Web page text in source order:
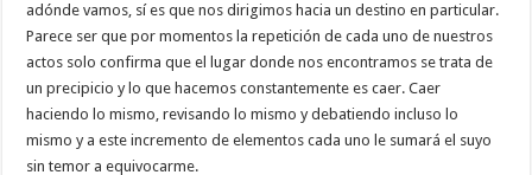
adónde vamos, sí es que nos dirigimos hacia un destino en particular.
Parece ser que por momentos la repetición de cada uno de nuestros
actos solo confirma que el lugar donde nos encontramos se trata de
un precipicio y lo que hacemos constantemente es caer. Caer
haciendo lo mismo, revisando lo mismo y debatiendo incluso lo
mismo y a este incremento de elementos cada uno le sumará el suyo
sin temor a equivocarme.